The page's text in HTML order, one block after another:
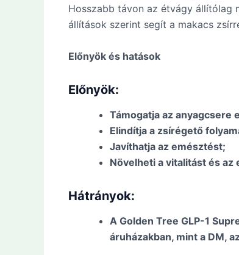
Hosszabb távon az étvágy állítólag
állítások szerint segít a makacs
Előnyök és hatások
Előnyök:
Támogatja az anyagcsere
Elindítja a zsírégető
Javíthatja az emésztést;
Növelheti a vitalitást és az
Hátrányok:
A Golden Tree GLP-1
áruházakban, mint a DM,